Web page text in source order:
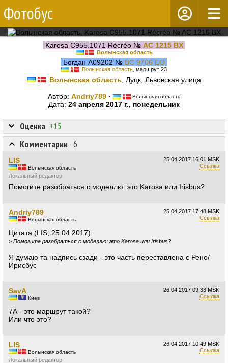
Фотобус
Karosa C955.1071 Récréo № AC 1215 BX
Волынская область
Богдан А09202 № BC 9706 EO
Волынская область , маршрут 23
Волынская область , Луцк, Львовская улица
Автор: Andriy789 · Волынская область
Дата: 24 апреля 2017 г., понедельник
Оценка +15
Комментарии · 6
25.04.2017 16:01 MSK
Ссылка
LIS
Волынская область
Локальный редактор
Помогите разобраться с моделлю: это Karosa или Irisbus?
25.04.2017 17:48 MSK
Ссылка
Andriy789
Волынская область
Цитата (LIS, 25.04.2017):
> Помогите разобраться с моделлю: это Karosa или Irisbus?
Я думаю та надпись сзади - это часть переставлена с Рено/
Ирисбус
26.04.2017 09:33 MSK
Ссылка
SavA
Киев
7А - это маршрут такой?
Или что это?
26.04.2017 10:49 MSK
Ссылка
LIS
Волынская область
Локальный редактор